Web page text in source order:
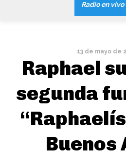
Radio en vivo
13 de mayo de
Raphael
segunda
Buenos